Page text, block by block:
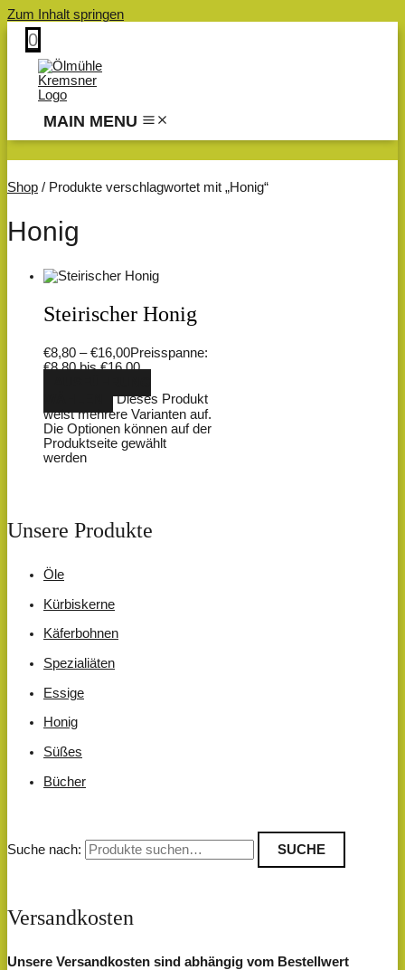
Zum Inhalt springen
0
MAIN MENU
Shop / Produkte verschlagwortet mit „Honig“
Honig
Steirischer Honig
€8,80 –€16,00Preisspanne:
€8,80 bis €16,00
Dieses Produkt
weist mehrere Varianten auf.
Die Optionen können auf der
Produktseite gewählt
werden
Unsere Produkte
Öle
Kürbiskerne
Käferbohnen
Spezialiäten
Essige
Honig
Süßes
Bücher
Suche nach: SUCHE
Versandkosten
Unsere Versandkosten sind abhängig vom Bestellwert